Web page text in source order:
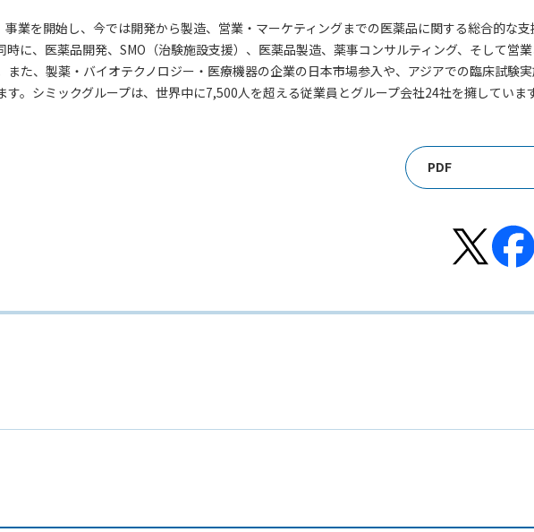
業を開始し、今では開発から製造、営業・マーケティングまでの医薬品に関する総合的な
に、医薬品開発、SMO（治験施設支援）、医薬品製造、薬事コンサルティング、そして営
た、製薬・バイオテクノロジー・医療機器の企業の日本市場参入や、アジアでの臨床試験
。シミックグループは、世界中に7,500人を超える従業員とグループ会社24社を擁していま
PDF